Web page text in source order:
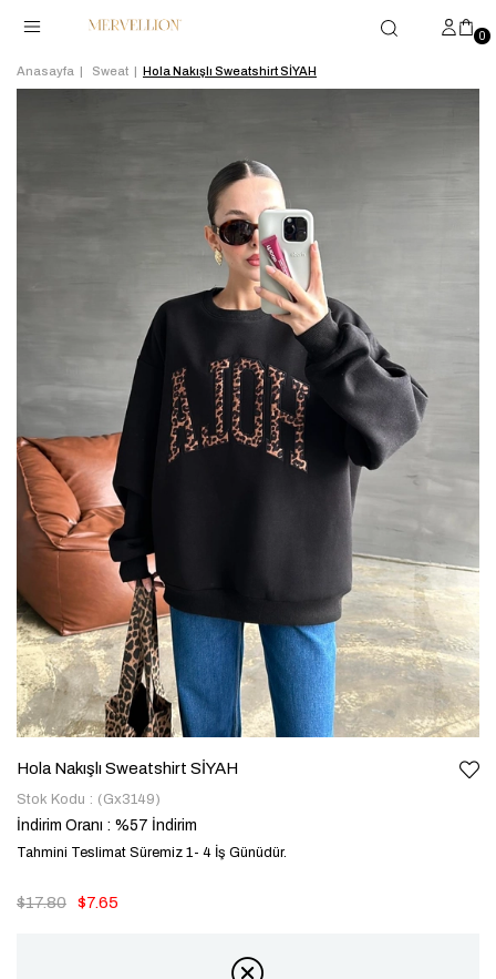
0
Anasayfa Sweat Hola Nakışlı Sweatshirt SİYAH
Hola Nakışlı Sweatshirt SİYAH
Stok Kodu (Gx3149)
İndirim Oranı : %57 İndirim
Tahmini Teslimat Süremiz 1- 4 İş Günüdür.
$17.80 $7.65